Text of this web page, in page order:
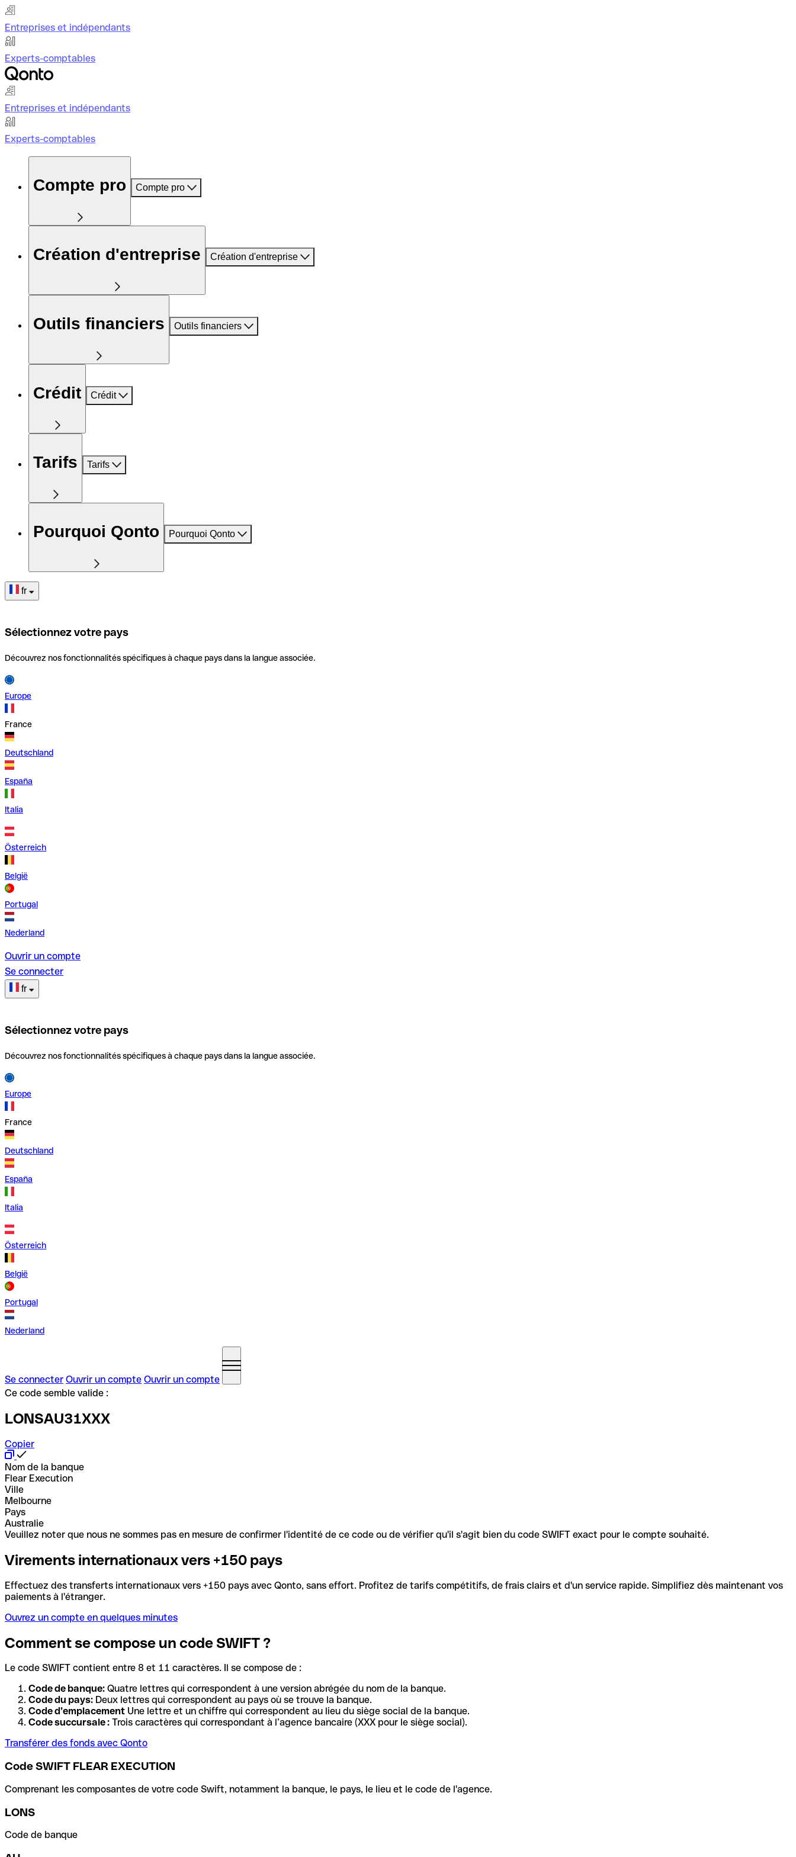
Entreprises et indépendants
Experts-comptables
Entreprises et indépendants
Experts-comptables
Compte pro Compte pro
Création d'entreprise Création d'entreprise
Outils financiers Outils financiers
Crédit Crédit
Tarifs Tarifs
Pourquoi Qonto Pourquoi Qonto
fr
Sélectionnez votre pays
Découvrez nos fonctionnalités spécifiques à chaque pays dans la langue associée.
Europe
France
Deutschland
España
Italia
Österreich
België
Portugal
Nederland
Ouvrir un compte
Se connecter
fr
Sélectionnez votre pays
Découvrez nos fonctionnalités spécifiques à chaque pays dans la langue associée.
Europe
France
Deutschland
España
Italia
Österreich
België
Portugal
Nederland
Se connecter Ouvrir un compte Ouvrir un compte
Ce code semble valide :
LONSAU31XXX
Copier
Nom de la banque
Flear Execution
Ville
Melbourne
Pays
Australie
Veuillez noter que nous ne sommes pas en mesure de confirmer l'identité de ce code ou de vérifier qu'il s'agit bien du code SWIFT exact pour le compte souhaité.
Virements internationaux vers +150 pays
Effectuez des transferts internationaux vers +150 pays avec Qonto, sans effort. Profitez de tarifs compétitifs, de frais clairs et d'un service rapide. Simplifiez dès maintenant vos
paiements à l'étranger.
Ouvrez un compte en quelques minutes
Comment se compose un code SWIFT ?
Le code SWIFT contient entre 8 et 11 caractères. Il se compose de :
Code de banque: Quatre lettres qui correspondent à une version abrégée du nom de la banque.
Code du pays: Deux lettres qui correspondent au pays où se trouve la banque.
Code d’emplacement Une lettre et un chiffre qui correspondent au lieu du siège social de la banque.
Code succursale : Trois caractères qui correspondant à l’agence bancaire (XXX pour le siège social).
Transférer des fonds avec Qonto
Code SWIFT FLEAR EXECUTION
Comprenant les composantes de votre code Swift, notamment la banque, le pays, le lieu et le code de l'agence.
LONS
Code de banque